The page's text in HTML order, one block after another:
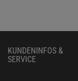
KUNDENINFOS &
SERVICE